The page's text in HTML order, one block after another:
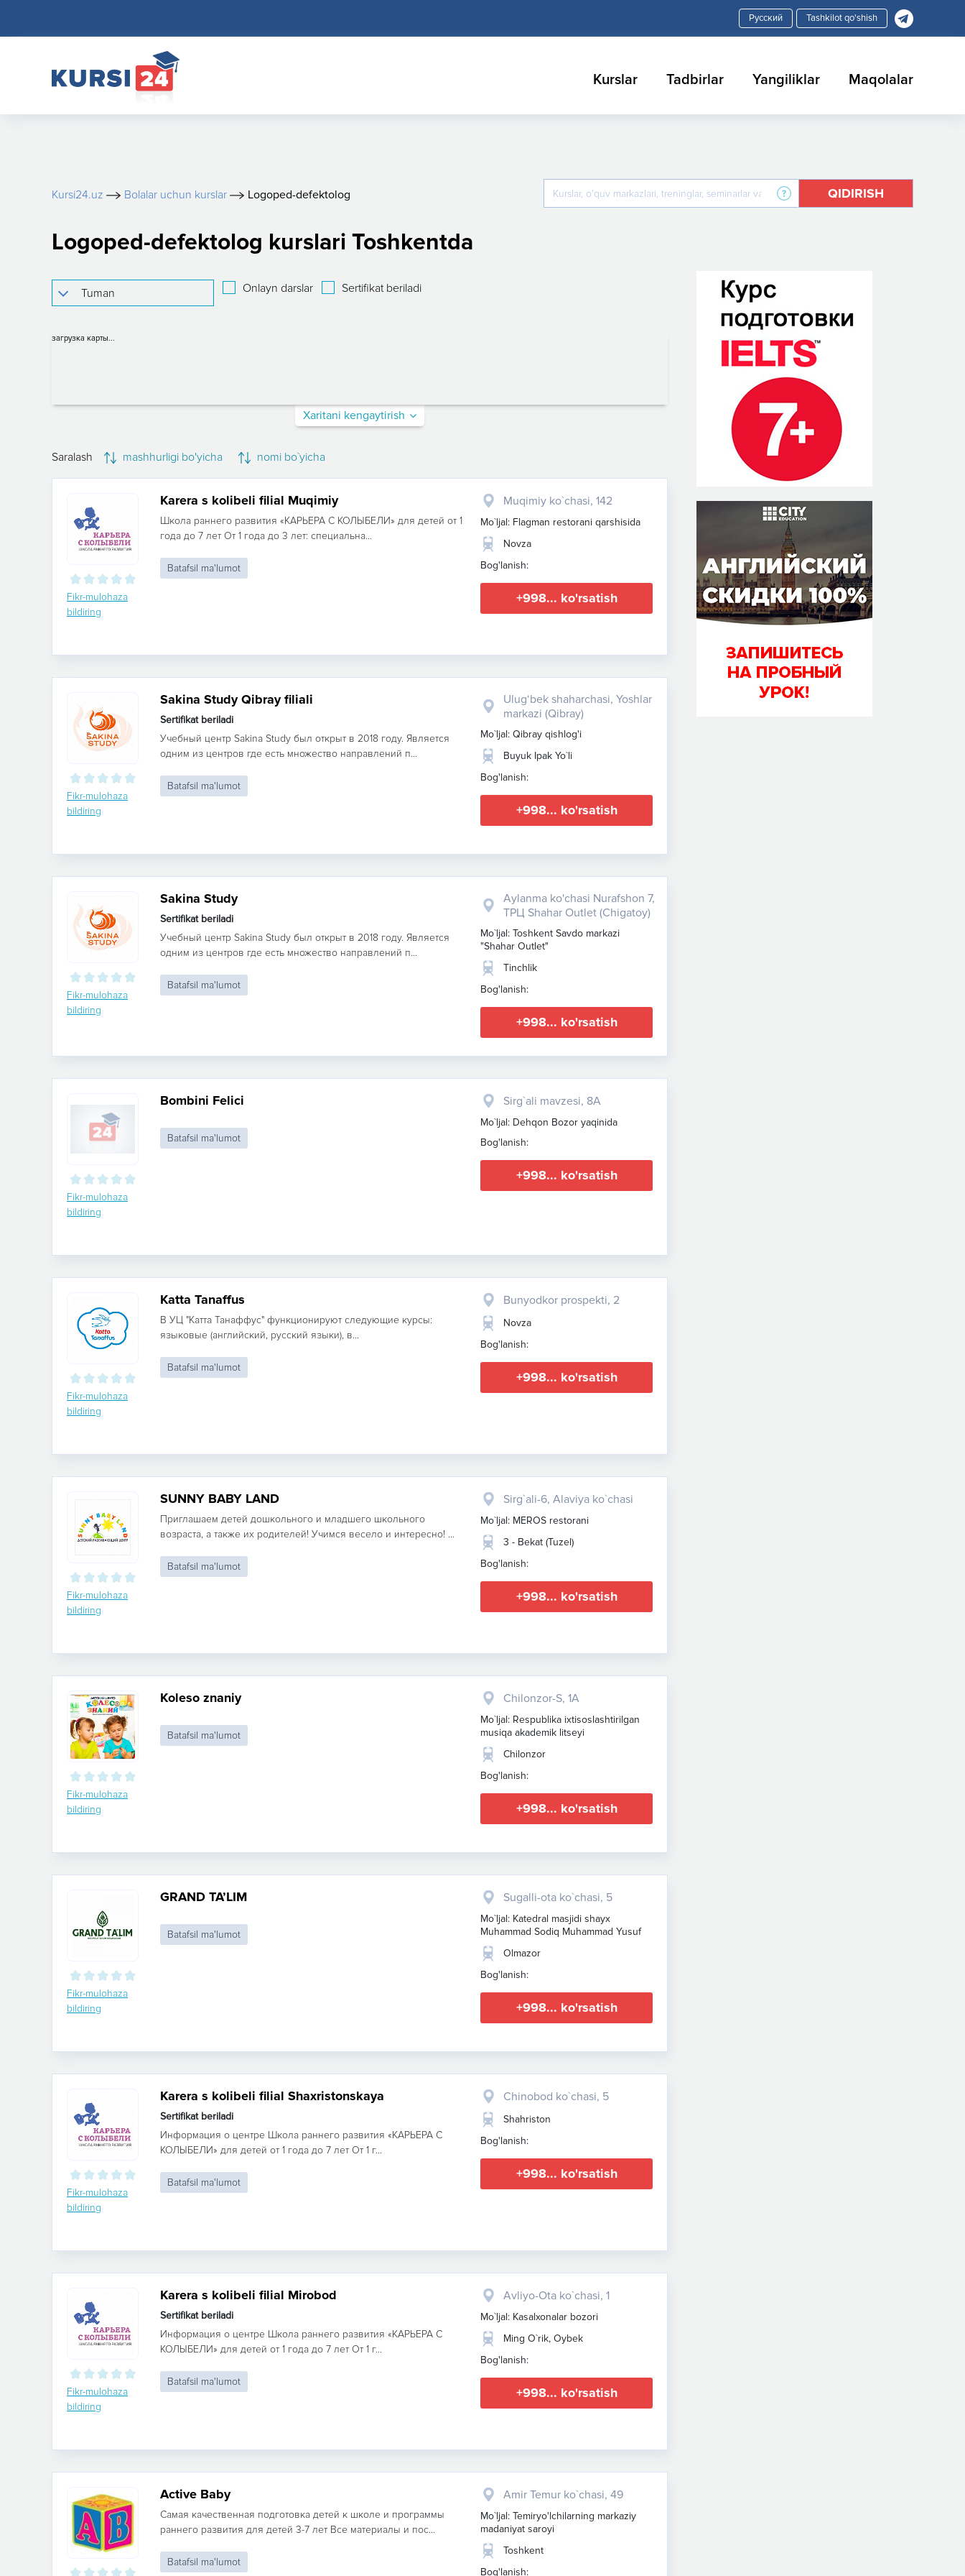
Tashkilot qo'shish
Kurslar Tadbirlar Yangiliklar Maqolalar
Kursi24.uz Bolalar uchun kurslar Logoped-defektolog QIDIRISH
Logoped-defektolog kurslari Toshkentda
Onlayn darslar Sertifikat beriladi
загрузка карты...
Xaritani kengaytirish
Saralash mashhurligi bo'yicha nomi bo`yicha
Fikr-mulohaza
bildiring
Karera s kolibeli filial Muqimiy
Школа раннего развития «КАРЬЕРА С КОЛЫБЕЛИ» для детей от 1
года до 7 лет От 1 года до 3 лет: специальна...
Batafsil ma'lumot
Muqimiy ko`chasi, 142
Mo`ljal: Flagman restorani qarshisida
Novza
Bog'lanish:
+998... ko'rsatish
Fikr-mulohaza
bildiring
Sakina Study Qibray filiali
Sertifikat beriladi
Учебный центр Sakina Study был открыт в 2018 году. Является
одним из центров где есть множество направлений п...
Batafsil ma'lumot
Ulug‘bek shaharchasi, Yoshlar
markazi (Qibray)
Mo`ljal: Qibray qishlog'i
Buyuk Ipak Yo`li
Bog'lanish:
+998... ko'rsatish
Fikr-mulohaza
bildiring
Sakina Study
Sertifikat beriladi
Учебный центр Sakina Study был открыт в 2018 году. Является
одним из центров где есть множество направлений п...
Batafsil ma'lumot
Aylanma ko'chasi Nurafshon 7,
ТРЦ Shahar Outlet (Chigatoy)
Mo`ljal: Toshkent Savdo markazi
"Shahar Outlet"
Tinchlik
Bog'lanish:
+998... ko'rsatish
Fikr-mulohaza
bildiring
Bombini Felici
Batafsil ma'lumot
Sirg`ali mavzesi, 8A
Mo`ljal: Dehqon Bozor yaqinida
Bog'lanish:
+998... ko'rsatish
Fikr-mulohaza
bildiring
Katta Tanaffus
В УЦ "Катта Танаффус" функционируют следующие курсы:
языковые (английский, русский языки), в...
Batafsil ma'lumot
Bunyodkor prospekti, 2
Novza
Bog'lanish:
+998... ko'rsatish
Fikr-mulohaza
bildiring
SUNNY BABY LAND
Приглашаем детей дошкольного и младшего школьного
возраста, а также их родителей! Учимся весело и интересно! ...
Batafsil ma'lumot
Sirg`ali-6, Alaviya ko`chasi
Mo`ljal: MEROS restorani
3 - Bekat (Tuzel)
Bog'lanish:
+998... ko'rsatish
Fikr-mulohaza
bildiring
Koleso znaniy
Batafsil ma'lumot
Chilonzor-S, 1A
Mo`ljal: Respublika ixtisoslashtirilgan
musiqa akademik litseyi
Chilonzor
Bog'lanish:
+998... ko'rsatish
Fikr-mulohaza
bildiring
GRAND TA’LIM
Batafsil ma'lumot
Sugalli-ota ko`chasi, 5
Mo`ljal: Katedral masjidi shayx
Muhammad Sodiq Muhammad Yusuf
Olmazor
Bog'lanish:
+998... ko'rsatish
Fikr-mulohaza
bildiring
Karera s kolibeli filial Shaxristonskaya
Sertifikat beriladi
Информация о центре Школа раннего развития «КАРЬЕРА С
КОЛЫБЕЛИ» для детей от 1 года до 7 лет От 1 г...
Batafsil ma'lumot
Chinobod ko`chasi, 5
Shahriston
Bog'lanish:
+998... ko'rsatish
Fikr-mulohaza
bildiring
Karera s kolibeli filial Mirobod
Sertifikat beriladi
Информация о центре Школа раннего развития «КАРЬЕРА С
КОЛЫБЕЛИ» для детей от 1 года до 7 лет От 1 г...
Batafsil ma'lumot
Avliyo-Ota ko`chasi, 1
Mo`ljal: Kasalxonalar bozori
Ming O`rik, Oybek
Bog'lanish:
+998... ko'rsatish
Active Baby
Самая качественная подготовка детей к школе и программы
раннего развития для детей 3-7 лет Все материалы и пос...
Batafsil ma'lumot
Amir Temur ko`chasi, 49
Mo`ljal: Temiryo'lchilarning markaziy
madaniyat saroyi
Toshkent
Bog'lanish: